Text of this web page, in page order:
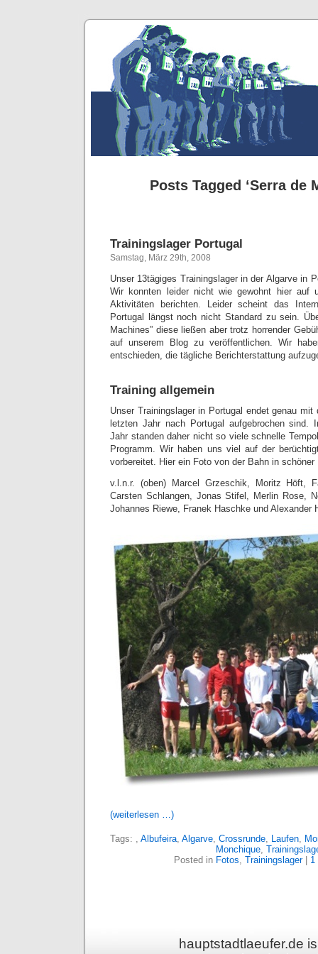
Posts Tagged ‘Serra de
Trainingslager Portugal
Samstag, März 29th, 2008
Unser 13tägiges Trainingslager in der Algarve in
Wir konnten leider nicht wie gewohnt hier auf
Aktivitäten berichten. Leider scheint das
Portugal längst noch nicht Standard zu sein.
Machines” diese ließen aber trotz horrender
auf unserem Blog zu veröffentlichen. Wir
entschieden, die tägliche Berichterstattung
Training allgemein
Unser Trainingslager in Portugal endet genau
letzten Jahr nach Portugal aufgebrochen sind.
Jahr standen daher nicht so viele schnelle
Programm. Wir haben uns viel auf der
vorbereitet. Hier ein Foto von der Bahn in
v.l.n.r. (oben) Marcel Grzeschik, Moritz Höft,
Carsten Schlangen, Jonas Stifel, Merlin Rose,
Johannes Riewe, Franek Haschke und Alexander
(weiterlesen …)
Tags: , Albufeira, Algarve, Crossrunde, Laufen,
Monchique,
Posted in Fotos, Trainingslager| 1
hauptstadtlaeufer.de